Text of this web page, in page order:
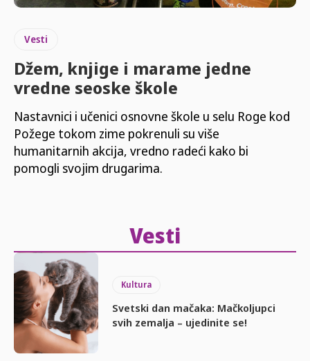
Vesti
Džem, knjige i marame jedne
vredne seoske škole
Nastavnici i učenici osnovne škole u selu Roge kod
Požege tokom zime pokrenuli su više
humanitarnih akcija, vredno radeći kako bi
pomogli svojim drugarima.
Vesti
Kultura
Svetski dan mačaka: Mačkoljupci
svih zemalja – ujedinite se!